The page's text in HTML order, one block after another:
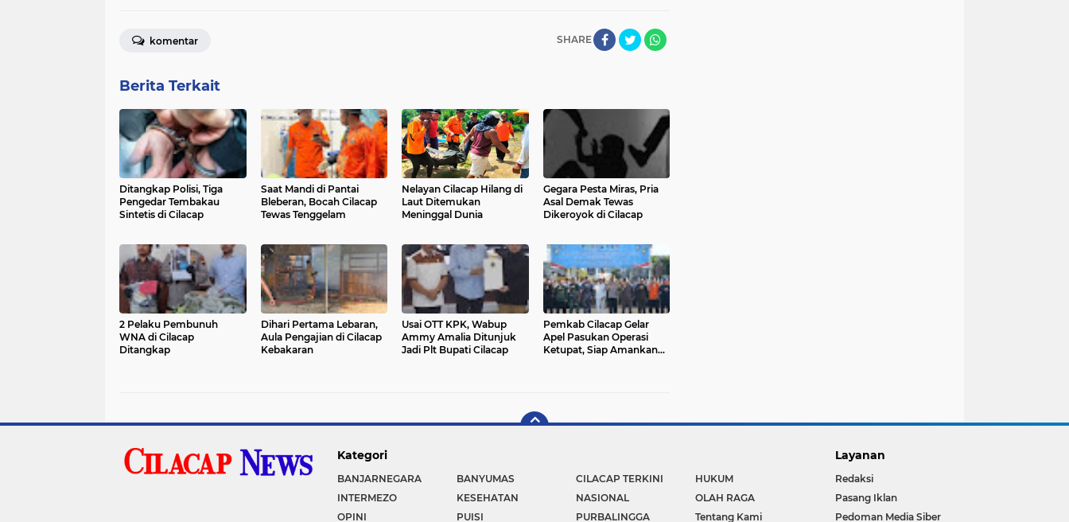
SHARE
komentar
Berita Terkait
Ditangkap Polisi, Tiga
Pengedar Tembakau
Sintetis di Cilacap
Saat Mandi di Pantai
Bleberan, Bocah Cilacap
Tewas Tenggelam
Nelayan Cilacap Hilang di
Laut Ditemukan
Meninggal Dunia
Gegara Pesta Miras, Pria
Asal Demak Tewas
Dikeroyok di Cilacap
2 Pelaku Pembunuh
WNA di Cilacap
Ditangkap
Dihari Pertama Lebaran,
Aula Pengajian di Cilacap
Kebakaran
Usai OTT KPK, Wabup
Ammy Amalia Ditunjuk
Jadi Plt Bupati Cilacap
Pemkab Cilacap Gelar
Apel Pasukan Operasi
Ketupat, Siap Amankan
Kategori
BANJARNEGARA BANYUMAS CILACAP TERKINI
HUKUM
INTERMEZO
KESEHATAN NASIONAL
OLAH RAGA
OPINI
PUISI PURBALINGGA Tentang Kami
Layanan
Redaksi
Pasang Iklan
Pedoman Media Siber